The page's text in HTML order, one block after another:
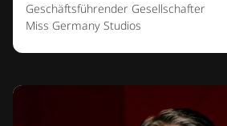
Geschäftsführender Gesellschafter
Miss Germany Studios